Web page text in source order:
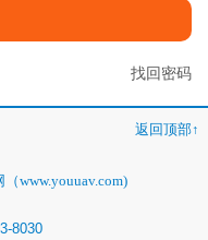
找回密码
返回顶部↑
www.youuav.com)
8030